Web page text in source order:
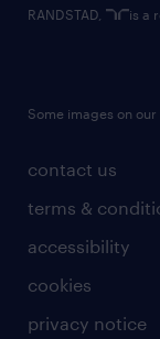
contact us
terms &
accessibility
cookies
privacy notice
RANDSTAD, is a
Some images on